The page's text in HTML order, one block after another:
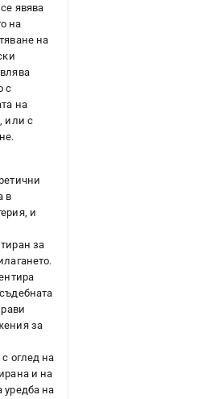
явява
на
на
с
на
или с
в
и
за
за
с оглед на
и на
уредба на